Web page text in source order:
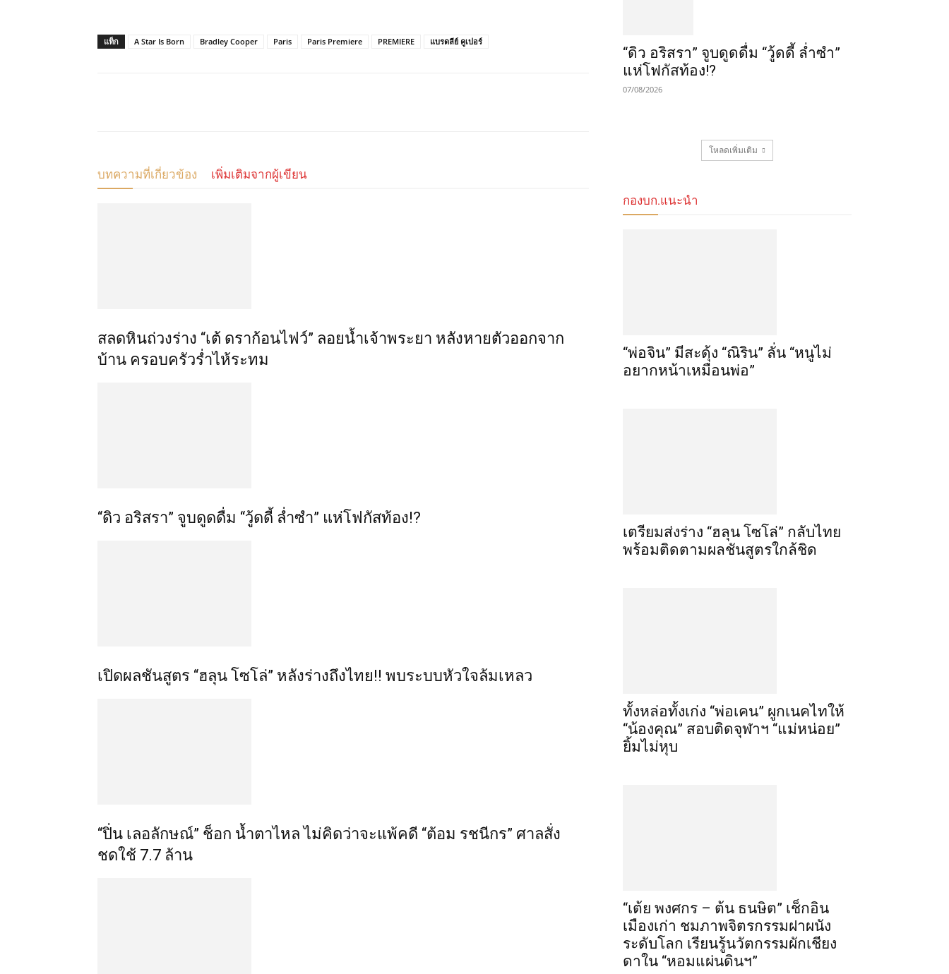
แท็ก A Star Is Born Bradley Cooper Paris Paris Premiere PREMIERE แบรดลีย์ คูเปอร์
บทความที่เกี่ยวข้อง เพิ่มเติมจากผู้เขียน
สลดหินถ่วงร่าง “เต้ ดราก้อนไฟว์” ลอยน้ำเจ้าพระยา หลังหายตัวออกจาก
บ้าน ครอบครัวร่ำไห้ระทม
“ดิว อริสรา” จูบดูดดื่ม “วู้ดดี้ ล่ำซำ” แห่โฟกัสท้อง!?
เปิดผลชันสูตร “ฮลุน โซโล่” หลังร่างถึงไทย!! พบระบบหัวใจล้มเหลว
“ปิ่น เลอลักษณ์” ช็อก น้ำตาไหล ไม่คิดว่าจะแพ้คดี “ต้อม รชนีกร” ศาลสั่ง
ชดใช้ 7.7 ล้าน
“ดิว อริสรา” จูบดูดดื่ม “วู้ดดี้ ล่ำซำ”
แห่โฟกัสท้อง!?
07/08/2026
โหลดเพิ่มเติม
กองบก.แนะนำ
“พ่อจิน” มีสะดุ้ง “ณิริน” ลั่น “หนูไม่
อยากหน้าเหมือนพ่อ”
เตรียมส่งร่าง “ฮลุน โซโล่” กลับไทย
พร้อมติดตามผลชันสูตรใกล้ชิด
ทั้งหล่อทั้งเก่ง “พ่อเคน” ผูกเนคไทให้
“น้องคุณ” สอบติดจุฬาฯ “แม่หน่อย”
ยิ้มไม่หุบ
“เต้ย พงศกร – ต้น ธนษิต” เช็กอิน
เมืองเก่า ชมภาพจิตรกรรมฝาผนัง
ระดับโลก เรียนรู้นวัตกรรมผักเชียง
ดาใน “หอมแผ่นดินฯ”